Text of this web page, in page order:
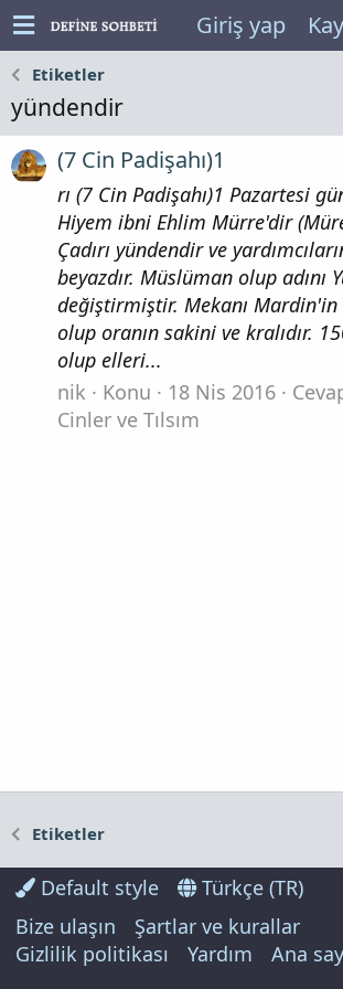
Giriş yap
Etiketler
yündendir
(7 Cin Padişahı)1
rı (7 Cin Padişahı)1 Pazartesi
Hiyem ibni Ehlim Mürre'dir
Çadırı yündendir ve
beyazdır. Müslüman olup adını
değiştirmiştir. Mekanı
olup oranın sakini ve kralıdır.
olup elleri...
nik
Konu 18 Nis 2016
Cinler ve Tılsım
Etiketler
Default style
Türkçe (TR)
Bize ulaşın
Şartlar ve kurallar
Gizlilik politikası
Yardım Ana